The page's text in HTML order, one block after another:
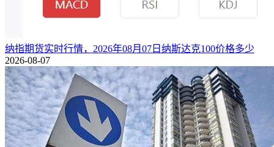
纳指期货实时行情，2026年08月07日纳斯达克100价格多少
2026-08-07